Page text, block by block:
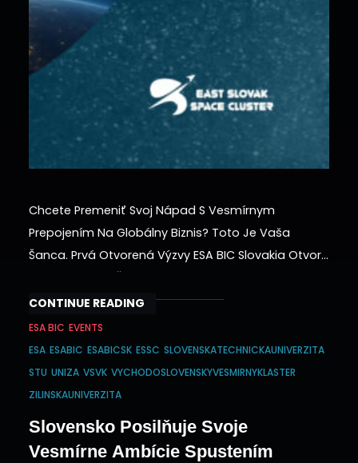
Chcete Premeniť Svoj Nápad S Vesmírnym
Prepojením Na Globálny Biznis? Toto Je Vaša
Šanca. Prvá Otvorená Výzvy ESA BIC Slovakia Otvorí
Miesto Na Úvodnom Workshope. Balík ESA BIC
Slovakia Je Tvoja Štartovacia Rampa. Vybrané
Startupy Získajú: Chcete Vedieť Viac? Našu Prvú
Výzvu Štartujeme Úvodným Workshopom V
Košiciach! Je…
CONTINUE READING
ESA BIC EVENTS
ESA ESABIC ESABICSK ESSC SLOVENSKATECHNICKAUNIVERZITA
STU UNIZA VSVK VYCHODOSLOVENSKYVESMIRNYKLASTER
ZILINSKAUNIVERZITA
Slovensko Posilňuje Svoje
Vesmírne Ambície Spustením